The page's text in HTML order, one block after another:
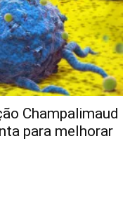
Champalimaud
para melhorar